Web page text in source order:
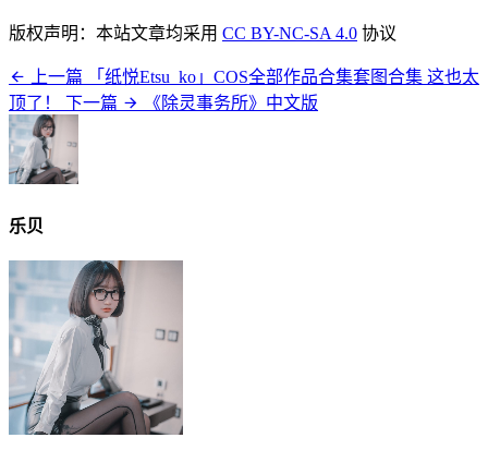
版权声明：本站文章均采用 CC BY-NC-SA 4.0 协议
上一篇
「纸悦Etsu_ko」COS全部作品合集套图合集 这也太
顶了！
下一篇 《除灵事务所》中文版
乐贝